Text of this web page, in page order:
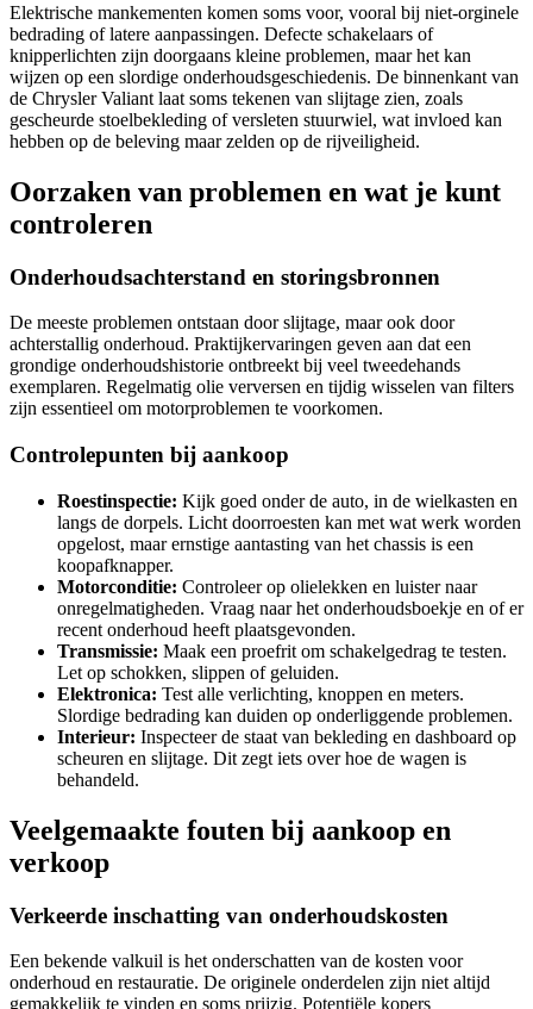
Elektrische mankementen komen soms voor, vooral bij niet-orginele
bedrading of latere aanpassingen. Defecte schakelaars of
knipperlichten zijn doorgaans kleine problemen, maar het kan
wijzen op een slordige onderhoudsgeschiedenis. De binnenkant van
de Chrysler Valiant laat soms tekenen van slijtage zien, zoals
gescheurde stoelbekleding of versleten stuurwiel, wat invloed kan
hebben op de beleving maar zelden op de rijveiligheid.
Oorzaken van problemen en wat je kunt
controleren
Onderhoudsachterstand en storingsbronnen
De meeste problemen ontstaan door slijtage, maar ook door
achterstallig onderhoud. Praktijkervaringen geven aan dat een
grondige onderhoudshistorie ontbreekt bij veel tweedehands
exemplaren. Regelmatig olie verversen en tijdig wisselen van filters
zijn essentieel om motorproblemen te voorkomen.
Controlepunten bij aankoop
Roestinspectie: Kijk goed onder de auto, in de wielkasten en
langs de dorpels. Licht doorroesten kan met wat werk worden
opgelost, maar ernstige aantasting van het chassis is een
koopafknapper.
Motorconditie: Controleer op olielekken en luister naar
onregelmatigheden. Vraag naar het onderhoudsboekje en of er
recent onderhoud heeft plaatsgevonden.
Transmissie: Maak een proefrit om schakelgedrag te testen.
Let op schokken, slippen of geluiden.
Elektronica: Test alle verlichting, knoppen en meters.
Slordige bedrading kan duiden op onderliggende problemen.
Interieur: Inspecteer de staat van bekleding en dashboard op
scheuren en slijtage. Dit zegt iets over hoe de wagen is
behandeld.
Veelgemaakte fouten bij aankoop en
verkoop
Verkeerde inschatting van onderhoudskosten
Een bekende valkuil is het onderschatten van de kosten voor
onderhoud en restauratie. De originele onderdelen zijn niet altijd
gemakkelijk te vinden en soms prijzig. Potentiële kopers